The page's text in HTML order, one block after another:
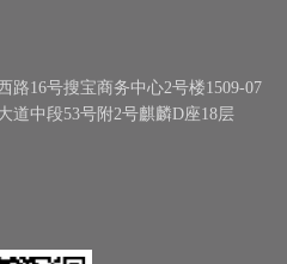
路16号搜宝商务中心2号楼1509-07
道中段53号附2号麒麟D座18层